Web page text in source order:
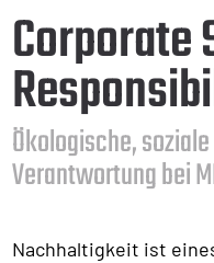
Corporate
Ökologische,
Verantwortung bei
Nachhaltigkeit ist